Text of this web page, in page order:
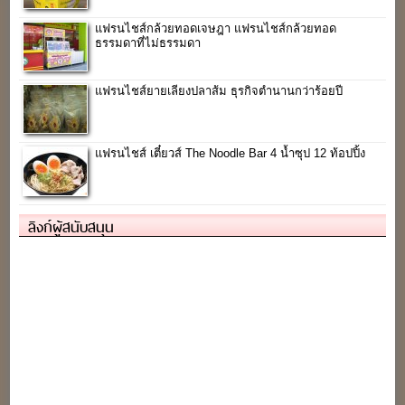
แฟรนไชส์กล้วยทอดเจษฎา แฟรนไชส์กล้วยทอด
ธรรมดาที่ไม่ธรรมดา
แฟรนไชส์ยายเลียงปลาส้ม ธุรกิจตำนานกว่าร้อยปี
แฟรนไชส์ เตี๋ยวส์ The Noodle Bar 4 น้ำซุป 12 ท้อปปิ้ง
ลิงก์ผู้สนับสนุน